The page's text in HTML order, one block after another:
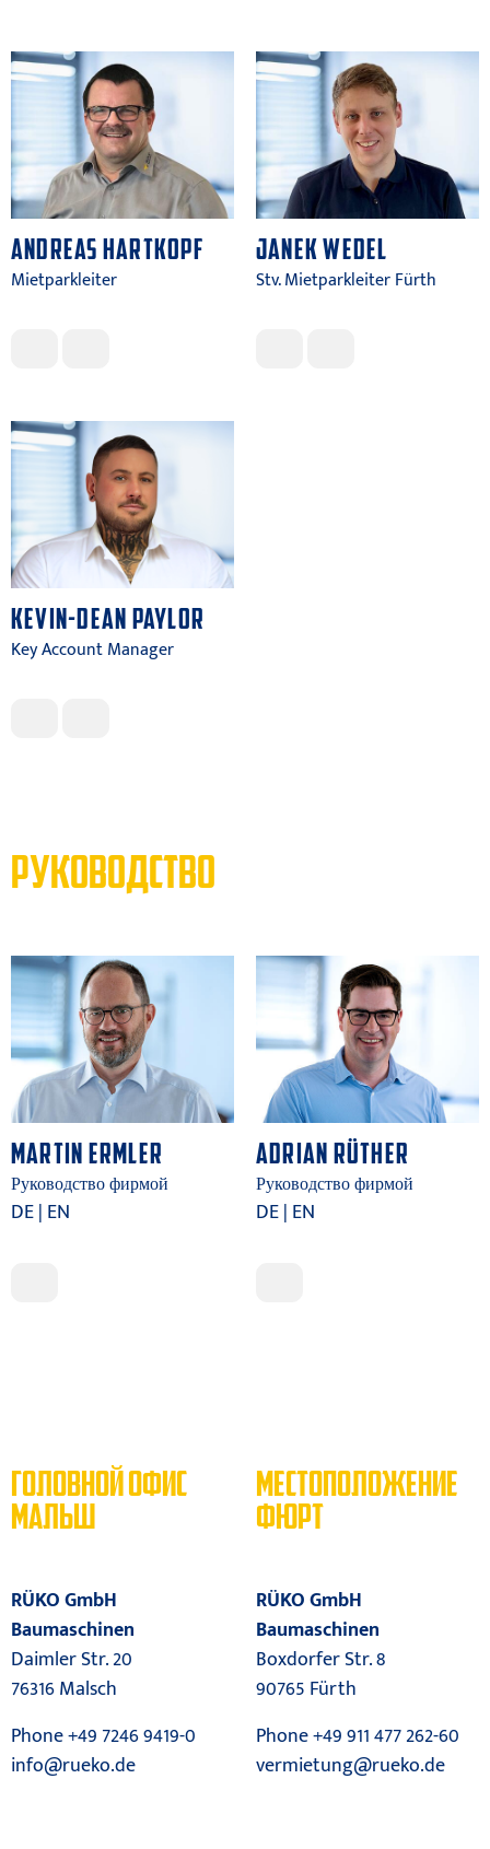
ANDREAS HARTKOPF
Mietparkleiter
JANEK WEDEL
Stv. Mietparkleiter Fürth
KEVIN-DEAN PAYLOR
Key Account Manager
РУКОВОДСТВО
MARTIN ERMLER
Руководство фирмой
DE | EN
ADRIAN RÜTHER
Руководство фирмой
DE | EN
ГОЛОВНОЙ ОФИС
МАЛЬШ
RÜKO GmbH
Baumaschinen
Daimler Str. 20
76316 Malsch
Phone +49 7246 9419-0
info@rueko.de
МЕСТОПОЛОЖЕНИЕ
ФЮРТ
RÜKO GmbH
Baumaschinen
Boxdorfer Str. 8
90765 Fürth
Phone +49 911 477 262-60
vermietung@rueko.de